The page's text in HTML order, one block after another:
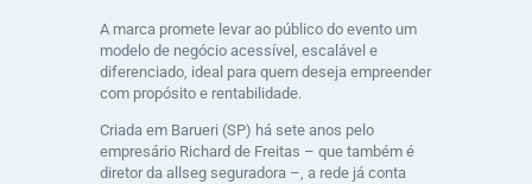
A marca promete levar ao público do evento um
modelo de negócio acessível, escalável e
diferenciado, ideal para quem deseja empreender
com propósito e rentabilidade.
Criada em Barueri (SP) há sete anos pelo
empresário Richard de Freitas – que também é
diretor da allseg seguradora –, a rede já conta